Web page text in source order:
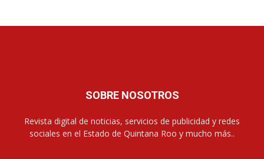
SOBRE NOSOTROS
Revista digital de noticias, servicios de publicidad y redes
sociales en el Estado de Quintana Roo y mucho más..